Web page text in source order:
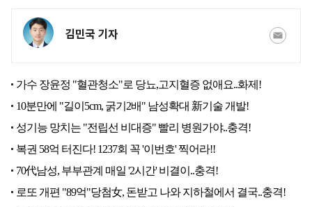
김민국 기자